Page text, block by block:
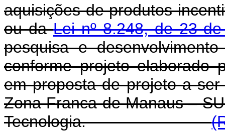
aquisições de produtos
ou daLei nº 8.248, de 23
pesquisa e
conforme projeto elaborado
em proposta de projeto a
Zona Franca de Manaus –
Tecnologia.